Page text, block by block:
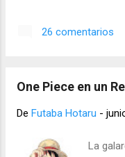
puedes
cual
de la
26 comentarios
One Piece en un
De Futaba Hotaru -
La